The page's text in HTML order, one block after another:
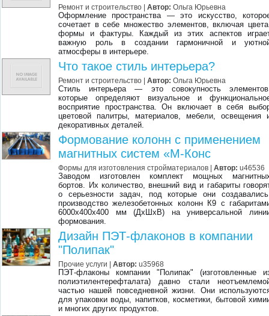
Ремонт и строительство |Автор: Ольга Юрьевна
Оформление пространства — это искусство,
сочетает в себе множество элементов, включая
формы и фактуры. Каждый из этих аспектов
важную роль в создании гармоничной и
атмосферы в интерьере.
Что такое стиль интерьера?
Ремонт и строительство |Автор: Ольга Юрьевна
Стиль интерьера — это совокупность
которые определяют визуальное и
восприятие пространства. Он включает в себя
цветовой палитры, материалов, мебели, освещения
декоративных деталей.
Формование колонн с применением
магнитных систем «М-Конс
Формы для изготовления стройматериалов |Автор: u46536
Заводом изготовлен комплект мощных
бортов. Их количество, внешний вид и габариты
о серьезности задач, под которые они
производство железобетонных колонн К9 с
6000х400х400 мм (ДхШхВ) на универсальной
формования.
Дизайн ПЭТ-флаконов в компании
"Полипак"
Прочие услуги |Автор: u35968
ПЭТ-флаконы компании "Полипак" (изготовленные
полиэтилентерефталата) давно стали
частью нашей повседневной жизни. Они
для упаковки воды, напитков, косметики, бытовой
и многих других продуктов.